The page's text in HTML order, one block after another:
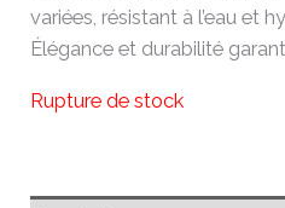
variées, résistant à l’eau et
Élégance et durabilité
Rupture de stock